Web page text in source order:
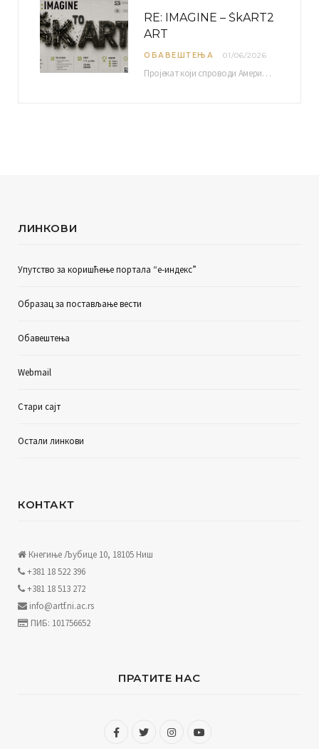
RE: IMAGINE – ŠkART2
ART
ОБАВЕШТЕЊА 01/06/2026
Пројекат који спроводи Америчка привредна комора уз подршку компаније Philip Morris International, са циљем повезивања…
ЛИНКОВИ
Упутство за коришћење портала “е-индекс”
Образац за постављање вести
Обавештења
Webmail
Стари сајт
Остали линкови
КОНТАКТ
Кнегиње Љубице 10, 18105 Ниш
+381 18 522 396
+381 18 513 272
info@artf.ni.ac.rs
ПИБ: 101756652
ПРАТИТЕ НАС
F T I